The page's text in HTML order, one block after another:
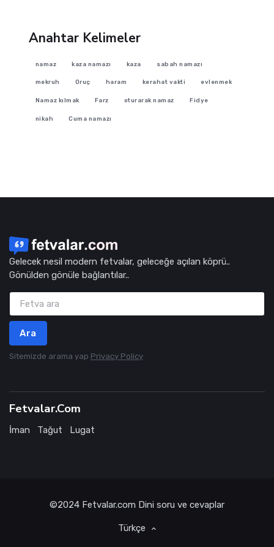
Anahtar Kelimeler
namaz kaza namazı kaza sabah namazı
mekruh Oruç haram kerahat vakti evlenmek
Namaz kılmak Farz oturarak namaz Fidye
nikah Cuma namazı
Gelecek nesil modern fetvalar, geleceğe açılan köprü..
Gönülden gönüle bağlantılar..
Ara
Sitemizde arama yap Privacy Policy
Fetvalar.Com
İman Tağut Lugat
©2024 Fetvalar.com Dini soru ve cevaplar
Türkçe